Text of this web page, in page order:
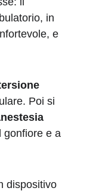
in
e
Poi si
gonfiore e a
dispositivo